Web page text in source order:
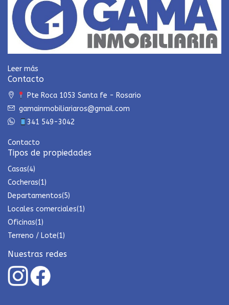
Leer más
Contacto
Pte Roca 1053 Santa fe - Rosario
gamainmobiliariaros@gmail.com
341 549-3042
Contacto
Tipos de propiedades
Casas(4)
Cocheras(1)
Departamentos(5)
Locales comerciales(1)
Oficinas(1)
Terreno / Lote(1)
Nuestras redes